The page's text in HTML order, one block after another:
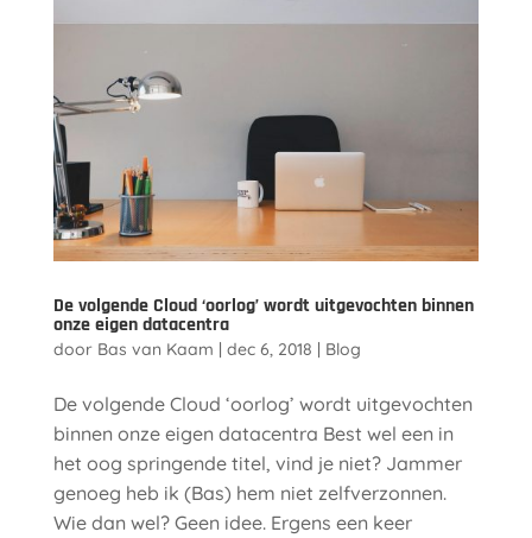
De volgende Cloud ‘oorlog’ wordt uitgevochten binnen
onze eigen datacentra
door Bas van Kaam | dec 6, 2018 | Blog
De volgende Cloud ‘oorlog’ wordt uitgevochten
binnen onze eigen datacentra Best wel een in
het oog springende titel, vind je niet? Jammer
genoeg heb ik (Bas) hem niet zelfverzonnen.
Wie dan wel? Geen idee. Ergens een keer